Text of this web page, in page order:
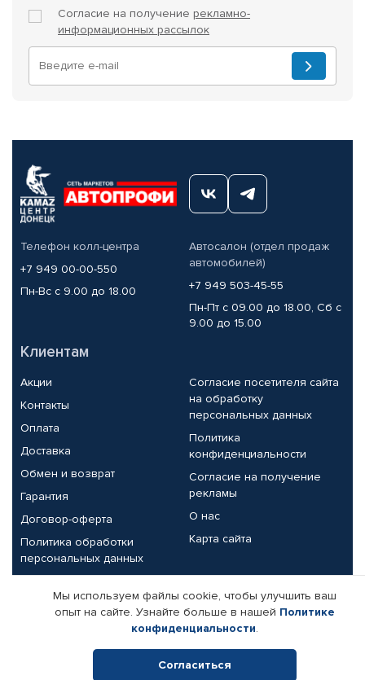
Согласие на получение рекламно-
информационных рассылок
Телефон колл-центра
+7 949 00-00-550
Пн-Вс с 9.00 до 18.00
Автосалон (отдел продаж
автомобилей)
+7 949 503-45-55
Пн-Пт с 09.00 до 18.00, Сб с
9.00 до 15.00
Клиентам
Акции
Контакты
Оплата
Доставка
Обмен и возврат
Гарантия
Договор-оферта
Политика обработки
персональных данных
Согласие посетителя сайта
на обработку
персональных данных
Политика
конфиденциальности
Согласие на получение
рекламы
О нас
Карта сайта
Партнерам
Корпоративным клиентам
Поставщикам
Реквизиты компании
Мы используем файлы cookie, чтобы улучшить ваш
опыт на сайте. Узнайте больше в нашей Политике
конфиденциальности.
Согласиться